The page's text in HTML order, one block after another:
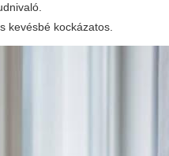
kevésbé kockázatos.